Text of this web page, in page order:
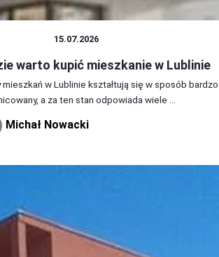
15.07.2026
warto kupić mieszkanie w Lublinie
mieszkań w Lublinie kształtują się w sposób bardzo
a za ten stan odpowiada wiele ...
Michał Nowacki